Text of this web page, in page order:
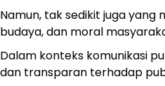
Namun, tak sedikit juga
budaya, dan moral
Dalam konteks komunikasi
dan transparan terhadap